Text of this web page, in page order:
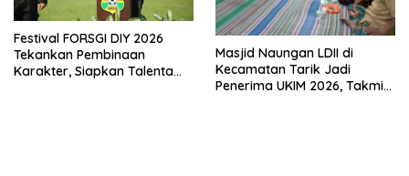
Festival FORSGI DIY 2026
Tekankan Pembinaan
Karakter, Siapkan Talenta
Masjid Naungan LDII di
Kecamatan Tarik Jadi
Penerima UKIM 2026, Takmir